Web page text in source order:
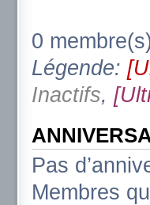
0
Légende:
Inactifs,
Pas
Membres